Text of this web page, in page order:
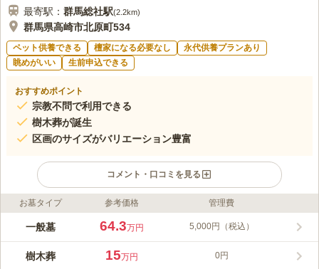
最寄駅： 群馬総社駅(2.2km)
群馬県高崎市北原町534
ペット供養できる 檀家になる必要なし
永代供養プランあり
眺めがいい
生前申込できる
おすすめポイント
宗教不問で利用できる
樹木葬が誕生
区画のサイズがバリエーション豊富
コメント・口コミを見る
ライフドット編集部のコメント
田園風景が広がり、爽やかな風が吹き込む霊園です。一目で見渡
す。足元は白いコンクリート舗装がなされフラットなので、足腰
の弱い方やお子様連れの方も気軽にお参りできます。日照条件に
お墓タイプ 参考価格 管理費
一般墓 64.3万円 5,000円（税込）
樹木葬 15万円 0円